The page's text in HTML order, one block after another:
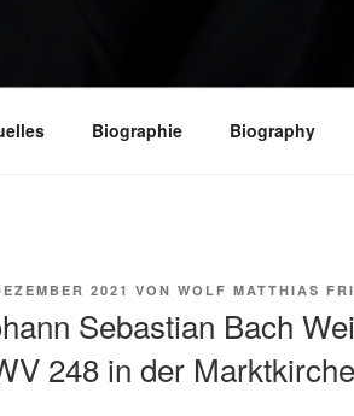
Biographie Biography
2021 VON WOLF MATTHIAS
Sebastian Bach
248 in der